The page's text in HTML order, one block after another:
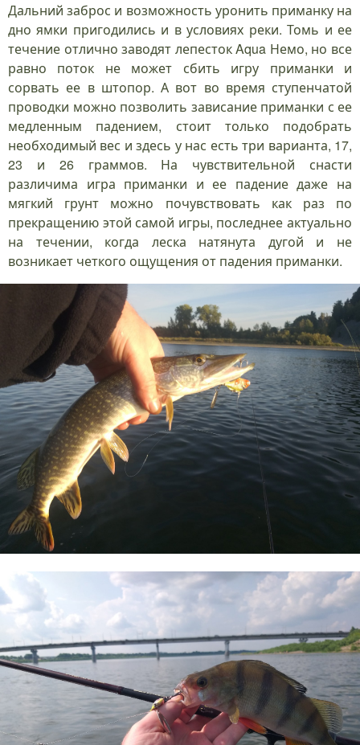
Дальний заброс и возможность уронить приманку на
дно ямки пригодились и в условиях реки. Томь и ее
течение отлично заводят лепесток Aqua Немо, но все
равно поток не может сбить игру приманки и
сорвать ее в штопор. А вот во время ступенчатой
проводки можно позволить зависание приманки с ее
медленным падением, стоит только подобрать
необходимый вес и здесь у нас есть три варианта, 17,
23 и 26 граммов. На чувствительной снасти
различима игра приманки и ее падение даже на
мягкий грунт можно почувствовать как раз по
прекращению этой самой игры, последнее актуально
на течении, когда леска натянута дугой и не
возникает четкого ощущения от падения приманки.